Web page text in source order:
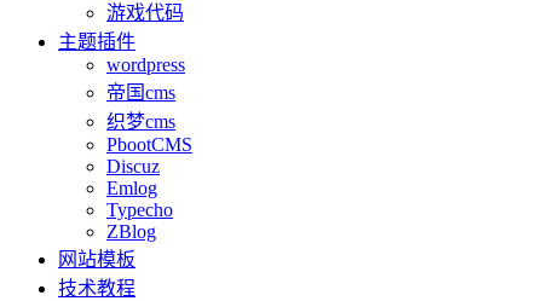
游戏代码
主题插件
wordpress
帝国cms
织梦cms
PbootCMS
Discuz
Emlog
Typecho
ZBlog
网站模板
技术教程